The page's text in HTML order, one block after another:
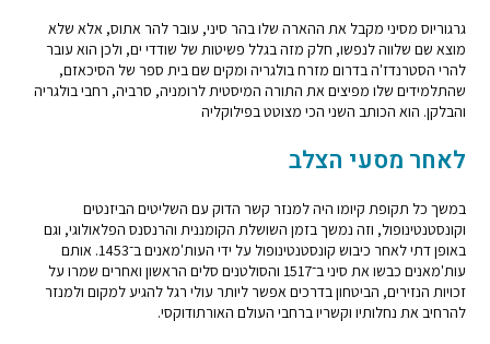
גרגוריוס מסיני מקבל את ההארה שלו בהר סיני, עובר להר אתוס, אלא שלא
מוצא שם שלווה לנפשו, חלק מזה בגלל פשיטות של שודדי ים, ולכן הוא עובר
להרי הסטרנדז'ה בדרום מזרח בולגריה ומקים שם בית ספר של הסיכאזם,
שהתלמידים שלו מפיצים את התורה המיסטית לרומניה, סרביה, רחבי בולגריה
והבלקן. הוא הכותב השני הכי מצוטט בפילוקליה
לאחר מסעי הצלב
במשך כל תקופת קיומו היה למנזר קשר הדוק עם השליטים הביזנטים
וקונסטנטינופול, וזה נמשך בזמן השושלת הקומננית והרנסנס הפלאולוגי, וגם
באופן דתי לאחר כיבוש קונסטנטינופול על ידי העות'מאנים ב־1453. אותם
עות'מאנים כבשו את סיני ב־1517 והסולטנים סלים הראשון ואחרים שמרו על
זכויות הנזירים, הביטחון בדרכים אפשר ליותר עולי רגל להגיע למקום ולמנזר
להרחיב את נחלותיו וקשריו ברחבי העולם האורתודוקסי.